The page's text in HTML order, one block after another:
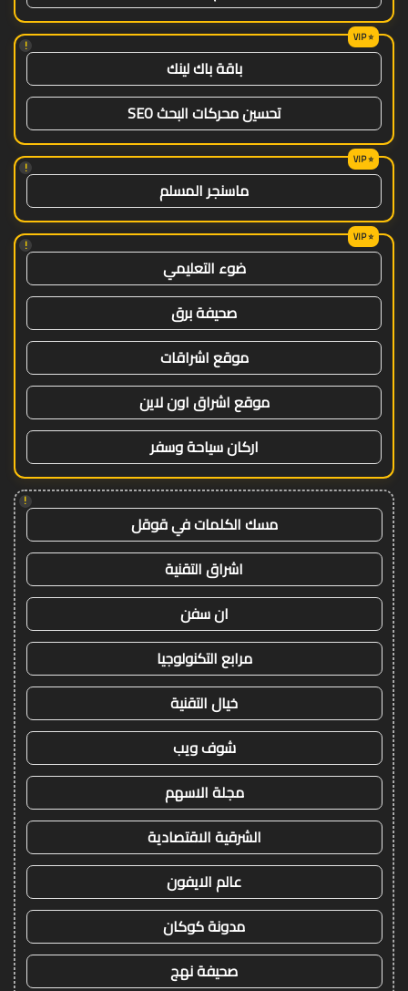
!
باقة باك لينك
تحسين محركات البحث SEO
!
ماسنجر المسلم
!
ضوء التعليمي
صحيفة برق
موقع اشراقات
موقع اشراق اون لاين
اركان سياحة وسفر
!
مسك الكلمات في قوقل
اشراق التقنية
ان سفن
مرابع التكنولوجيا
خيال التقنية
شوف ويب
مجلة الاسهم
الشرقية الاقتصادية
عالم الايفون
مدونة كوكان
صحيفة نهج